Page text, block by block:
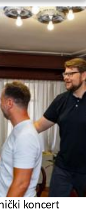
koncert